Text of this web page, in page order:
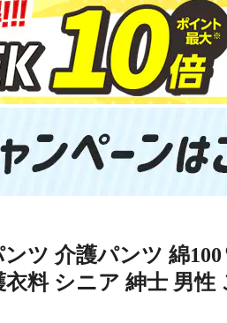
ツ 介護パンツ 綿
料 シニア 紳士 男